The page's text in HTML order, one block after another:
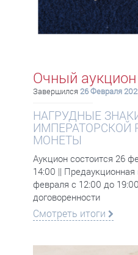
Очный
Завершился 26 Февраля
НАГРУДНЫЕ
ИМПЕРАТОРСКОЙ
МОНЕТЫ
Аукцион состоится 26
14:00 ||
февраля с 12:00 до
договоренности
Смотреть итоги